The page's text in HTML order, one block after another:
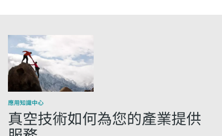
應用知識中心
真空技術如何為您的產業提供